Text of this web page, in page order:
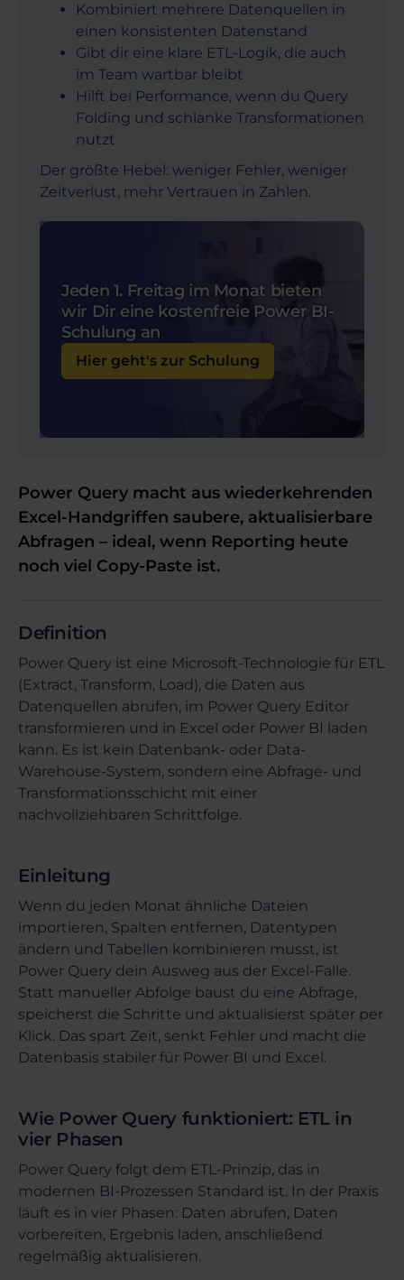
Kombiniert mehrere Datenquellen in
einen konsistenten Datenstand
Gibt dir eine klare ETL-Logik, die auch
im Team wartbar bleibt
Hilft bei Performance, wenn du Query
Folding und schlanke Transformationen
nutzt
Der größte Hebel: weniger Fehler, weniger
Zeitverlust, mehr Vertrauen in Zahlen.
Jeden 1. Freitag im Monat bieten
wir Dir eine kostenfreie Power BI-
Schulung an
Hier geht's zur Schulung
Power Query macht aus wiederkehrenden
Excel-Handgriffen saubere, aktualisierbare
Abfragen – ideal, wenn Reporting heute
noch viel Copy-Paste ist.
Definition
Power Query ist eine Microsoft-Technologie für ETL
(Extract, Transform, Load), die Daten aus
Datenquellen abrufen, im Power Query Editor
transformieren und in Excel oder Power BI laden
kann. Es ist kein Datenbank- oder Data-
Warehouse-System, sondern eine Abfrage- und
Transformationsschicht mit einer
nachvollziehbaren Schrittfolge.
Einleitung
Wenn du jeden Monat ähnliche Dateien
importieren, Spalten entfernen, Datentypen
ändern und Tabellen kombinieren musst, ist
Power Query dein Ausweg aus der Excel-Falle.
Statt manueller Abfolge baust du eine Abfrage,
speicherst die Schritte und aktualisierst später per
Klick. Das spart Zeit, senkt Fehler und macht die
Datenbasis stabiler für Power BI und Excel.
Wie Power Query funktioniert: ETL in
vier Phasen
Power Query folgt dem ETL-Prinzip, das in
modernen BI-Prozessen Standard ist. In der Praxis
läuft es in vier Phasen: Daten abrufen, Daten
vorbereiten, Ergebnis laden, anschließend
regelmäßig aktualisieren.